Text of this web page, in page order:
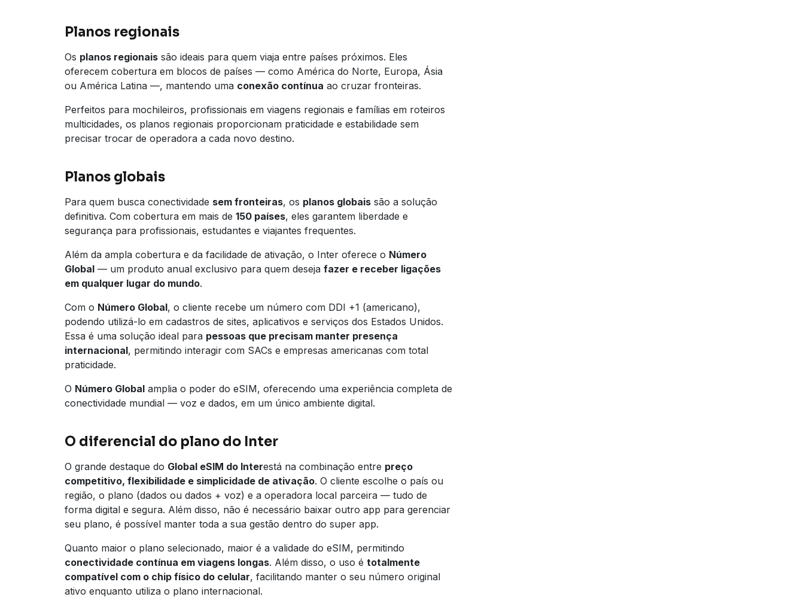
Planos regionais
Os planos regionais são ideais para quem viaja entre países próximos. Eles
oferecem cobertura em blocos de países — como América do Norte, Europa, Ásia
ou América Latina —, mantendo uma conexão contínua ao cruzar fronteiras.
Perfeitos para mochileiros, profissionais em viagens regionais e famílias em roteiros
multicidades, os planos regionais proporcionam praticidade e estabilidade sem
precisar trocar de operadora a cada novo destino.
Planos globais
Para quem busca conectividade sem fronteiras, os planos globais são a solução
definitiva. Com cobertura em mais de 150 países, eles garantem liberdade e
segurança para profissionais, estudantes e viajantes frequentes.
Além da ampla cobertura e da facilidade de ativação, o Inter oferece o Número
Global — um produto anual exclusivo para quem deseja fazer e receber ligações
em qualquer lugar do mundo.
Com o Número Global, o cliente recebe um número com DDI +1 (americano),
podendo utilizá-lo em cadastros de sites, aplicativos e serviços dos Estados Unidos.
Essa é uma solução ideal para pessoas que precisam manter presença
internacional, permitindo interagir com SACs e empresas americanas com total
praticidade.
O Número Global amplia o poder do eSIM, oferecendo uma experiência completa de
conectividade mundial — voz e dados, em um único ambiente digital.
O diferencial do plano do Inter
O grande destaque do Global eSIM do Interestá na combinação entre preço
competitivo, flexibilidade e simplicidade de ativação. O cliente escolhe o país ou
região, o plano (dados ou dados + voz) e a operadora local parceira — tudo de
forma digital e segura. Além disso, não é necessário baixar outro app para gerenciar
seu plano, é possível manter toda a sua gestão dentro do super app.
Quanto maior o plano selecionado, maior é a validade do eSIM, permitindo
conectividade contínua em viagens longas. Além disso, o uso é totalmente
compatível com o chip físico do celular, facilitando manter o seu número original
ativo enquanto utiliza o plano internacional.